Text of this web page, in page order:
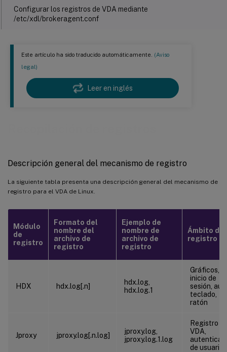
Este artículo ha sido traducido automáticamente. (Aviso
legal)
Leer en inglés
Descripción general del mecanismo de registro
La siguiente tabla presenta una descripción general del mecanismo de
registro para el VDA de Linux.
Módulo
de
registro
Formato del
nombre del
archivo de
registro
Ejemplo de
nombre de
archivo de
registro
Ámbito de
registro
HDX hdx.log[.n]
hdx.log,
hdx.log.1
Gráficos,
inicio de
sesión,
teclado,
ratón
Jproxy jproxy.log[.n.log]
jproxy.log,
jproxy.log.1.log
Registro
VDA,
de usuario
Configurar los registros de VDA mediante
/etc/xdl/brokeragent.conf
™
Recopilación de registros